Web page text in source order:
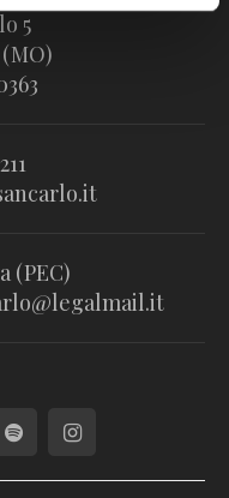
5
(MO)
(PEC)